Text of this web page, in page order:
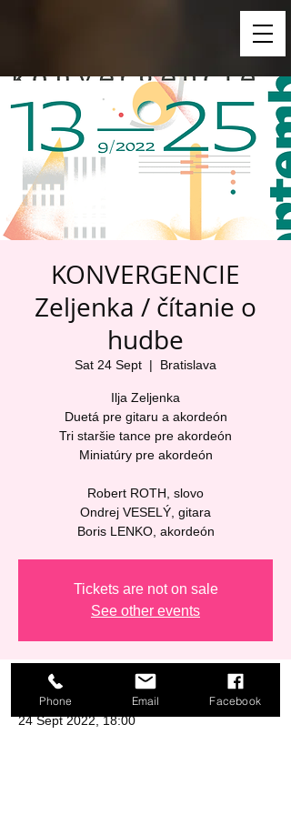
KONVERGENCIE
Zeljenka / čítanie o
hudbe
Sat 24 Sept
  |
Bratislava
Ilja Zeljenka
Duetá pre gitaru a akordeón
Tri staršie tance pre akordeón
Miniatúry pre akordeón
Robert ROTH, slovo
Ondrej VESELÝ, gitara
Boris LENKO, akordeón
Tickets are not on sale
See other events
Time & Location
24 Sept 2022, 18:00
Phone Email Facebook